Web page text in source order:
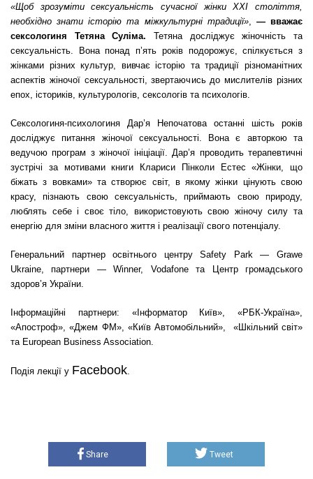
«Щоб зрозуміти cексуальність сучасної жінки XXI століття,
необхідно знати історію та міжкультурні традиції»,
— вважає
сексологиня
Тетяна Суліма. Тетяна досліджує жіночність та
сексуальність. Вона понад п’ять років подорожує, спілкується з
жінками різних культур, вивчає історію та традиції різноманітних
аспектів жіночої сексуальності, звертаючись до мислителів різних
епох, істориків, культурологів, сексологів та психологів.
Сексологиня-психологиня Дар’я Непочатова останні шість років
досліджує питання жіночої сексуальності. Вона є авторкою та
ведучою програм з жіночої ініціації. Дар’я проводить терапевтичні
зустрічі за мотивами книги Клариси Пінколи Естес «Жінки, що
біжать з вовками» та створює світ, в якому жінки цінують свою
красу, пізнають свою сексуальність, приймають свою природу,
люблять себе і своє тіло, використовують свою жіночу силу та
енергію для зміни власного життя і реалізації свого потенціалу.
Генеральний партнер освітнього центру Safety Park — Grawe
Ukraine, партнери — Winner, Vodafone та Центр громадського
здоров’я України.
Інформаційні партнери: «Інформатор Київ», «РБК-Україна»,
«Апостроф» ,«Джем ФМ», «Київ Автомобільний» «Шкільний світ»
та European Business Association.
Подія лекції у Facebook
Share Tweet